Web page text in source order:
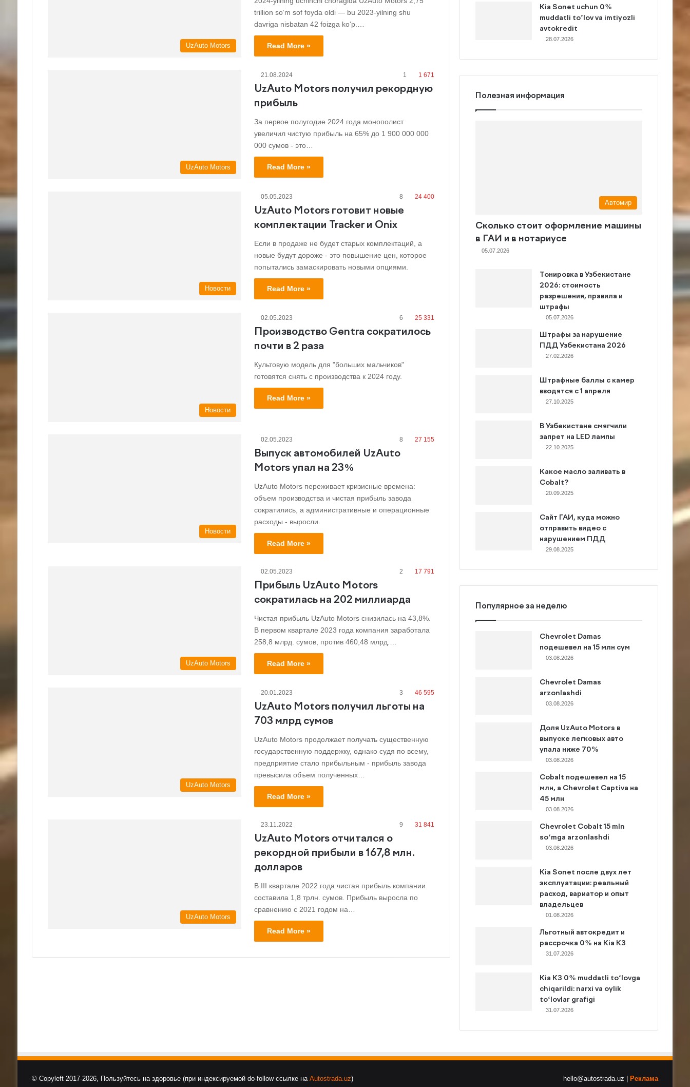
UzAuto Motors
trillion so‘m sof foyda oldi — bu 2023-yilning shu
davriga nisbatan 42 foizga ko‘p.…
Read More »
UzAuto Motors
21.08.2024 1 1 671
UzAuto Motors получил рекордную
прибыль
За первое полугодие 2024 года монополист
увеличил чистую прибыль на 65% до 1 900 000 000
000 сумов - это…
Read More »
Новости
05.05.2023 8 24 400
UzAuto Motors готовит новые
комплектации Tracker и Onix
Если в продаже не будет старых комплектаций, а
новые будут дороже - это повышение цен, которое
попытались замаскировать новыми опциями.
Read More »
Новости
02.05.2023 6 25 331
Производство Gentra сократилось
почти в 2 раза
Культовую модель для "больших мальчиков"
готовятся снять с производства к 2024 году.
Read More »
Новости
02.05.2023 8 27 155
Выпуск автомобилей UzAuto
Motors упал на 23%
UzAuto Motors переживает кризисные времена:
объем производства и чистая прибыль завода
сократились, а административные и операционные
расходы - выросли.
Read More »
UzAuto Motors
02.05.2023 2 17 791
Прибыль UzAuto Motors
сократилась на 202 миллиарда
Чистая прибыль UzAuto Motors снизилась на 43,8%.
В первом квартале 2023 года компания заработала
258,8 млрд. сумов, против 460,48 млрд.…
Read More »
UzAuto Motors
20.01.2023 3 46 595
UzAuto Motors получил льготы на
703 млрд сумов
UzAuto Motors продолжает получать существенную
государственную поддержку, однако судя по всему,
предприятие стало прибыльным - прибыль завода
превысила объем полученных…
Read More »
UzAuto Motors
23.11.2022 9 31 841
UzAuto Motors отчитался о
рекордной прибыли в 167,8 млн.
долларов
В III квартале 2022 года чистая прибыль компании
составила 1,8 трлн. сумов. Прибыль выросла по
сравнению с 2021 годом на…
Read More »
Kia Sonet uchun 0%
muddatli to’lov va imtiyozli
avtokredit
28.07.2026
Полезная информация
Автомир
Сколько стоит оформление машины
в ГАИ и в нотариусе
05.07.2026
Тонировка в Узбекистане
2026: стоимость
разрешения, правила и
штрафы
05.07.2026
Штрафы за нарушение
ПДД Узбекистана 2026
27.02.2026
Штрафные баллы с камер
вводятся с 1 апреля
27.10.2025
В Узбекистане смягчили
запрет на LED лампы
22.10.2025
Какое масло заливать в
Cobalt?
20.09.2025
Сайт ГАИ, куда можно
отправить видео с
нарушением ПДД
29.08.2025
Популярное за неделю
Chevrolet Damas
подешевел на 15 млн сум
03.08.2026
Chevrolet Damas
arzonlashdi
03.08.2026
Доля UzAuto Motors в
выпуске легковых авто
упала ниже 70%
03.08.2026
Cobalt подешевел на 15
млн, а Chevrolet Captiva на
45 млн
03.08.2026
Chevrolet Cobalt 15 mln
so‘mga arzonlashdi
03.08.2026
Kia Sonet после двух лет
эксплуатации: реальный
расход, вариатор и опыт
владельцев
01.08.2026
Льготный автокредит и
рассрочка 0% на Kia K3
31.07.2026
Kia K3 0% muddatli to‘lovga
chiqarildi: narxi va oylik
to‘lovlar grafigi
31.07.2026
© Copyleft 2017-2026, Пользуйтесь на здоровье (при индексируемой do-follow ссылке на Autostrada.uz) hello@autostrada.uz | Реклама